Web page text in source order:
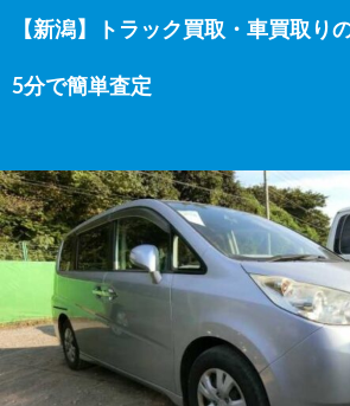
【新潟】トラック買取・車買取り
5分で簡単査定
ン
テ
へ
ス
キ
ッ